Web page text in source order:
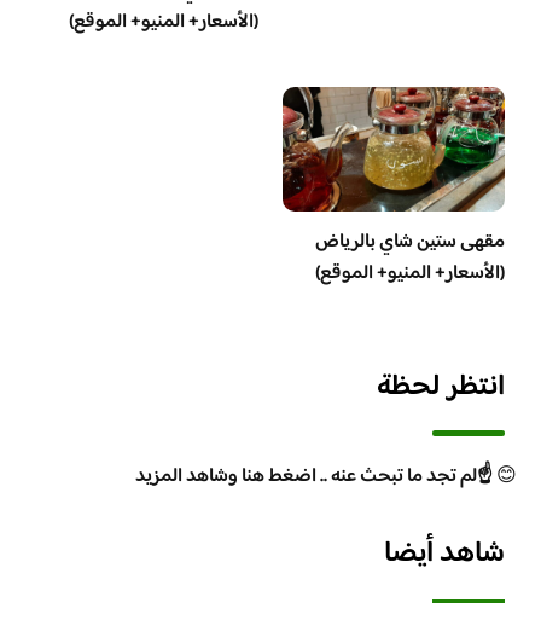
(الأسعار+ المنيو+ الموقع)
مقهى ستين شاي بالرياض
(الأسعار+ المنيو+ الموقع)
انتظر لحظة
😊☝️لم تجد ما تبحث عنه .. اضغط هنا وشاهد المزيد
شاهد أيضا